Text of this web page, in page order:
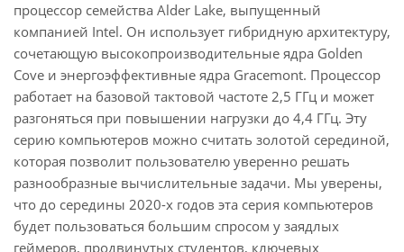
процессор семейства Alder Lake, выпущенный
компанией Intel. Он использует гибридную архитектуру,
сочетающую высокопроизводительные ядра Golden
Cove и энергоэффективные ядра Gracemont. Процессор
работает на базовой тактовой частоте 2,5 ГГц и может
разгоняться при повышении нагрузки до 4,4 ГГц. Эту
серию компьютеров можно считать золотой серединой,
которая позволит пользователю уверенно решать
разнообразные вычислительные задачи. Мы уверены,
что до середины 2020-х годов эта серия компьютеров
будет пользоваться большим спросом у заядлых
геймеров, продвинутых студентов, ключевых